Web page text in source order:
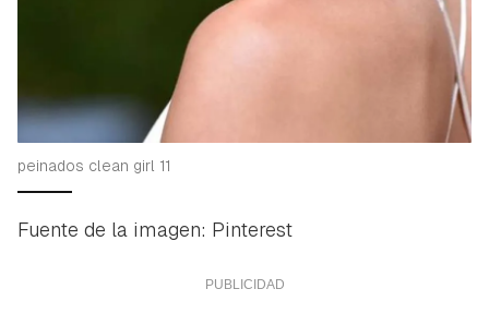
peinados clean girl 11
Fuente de la imagen: Pinterest